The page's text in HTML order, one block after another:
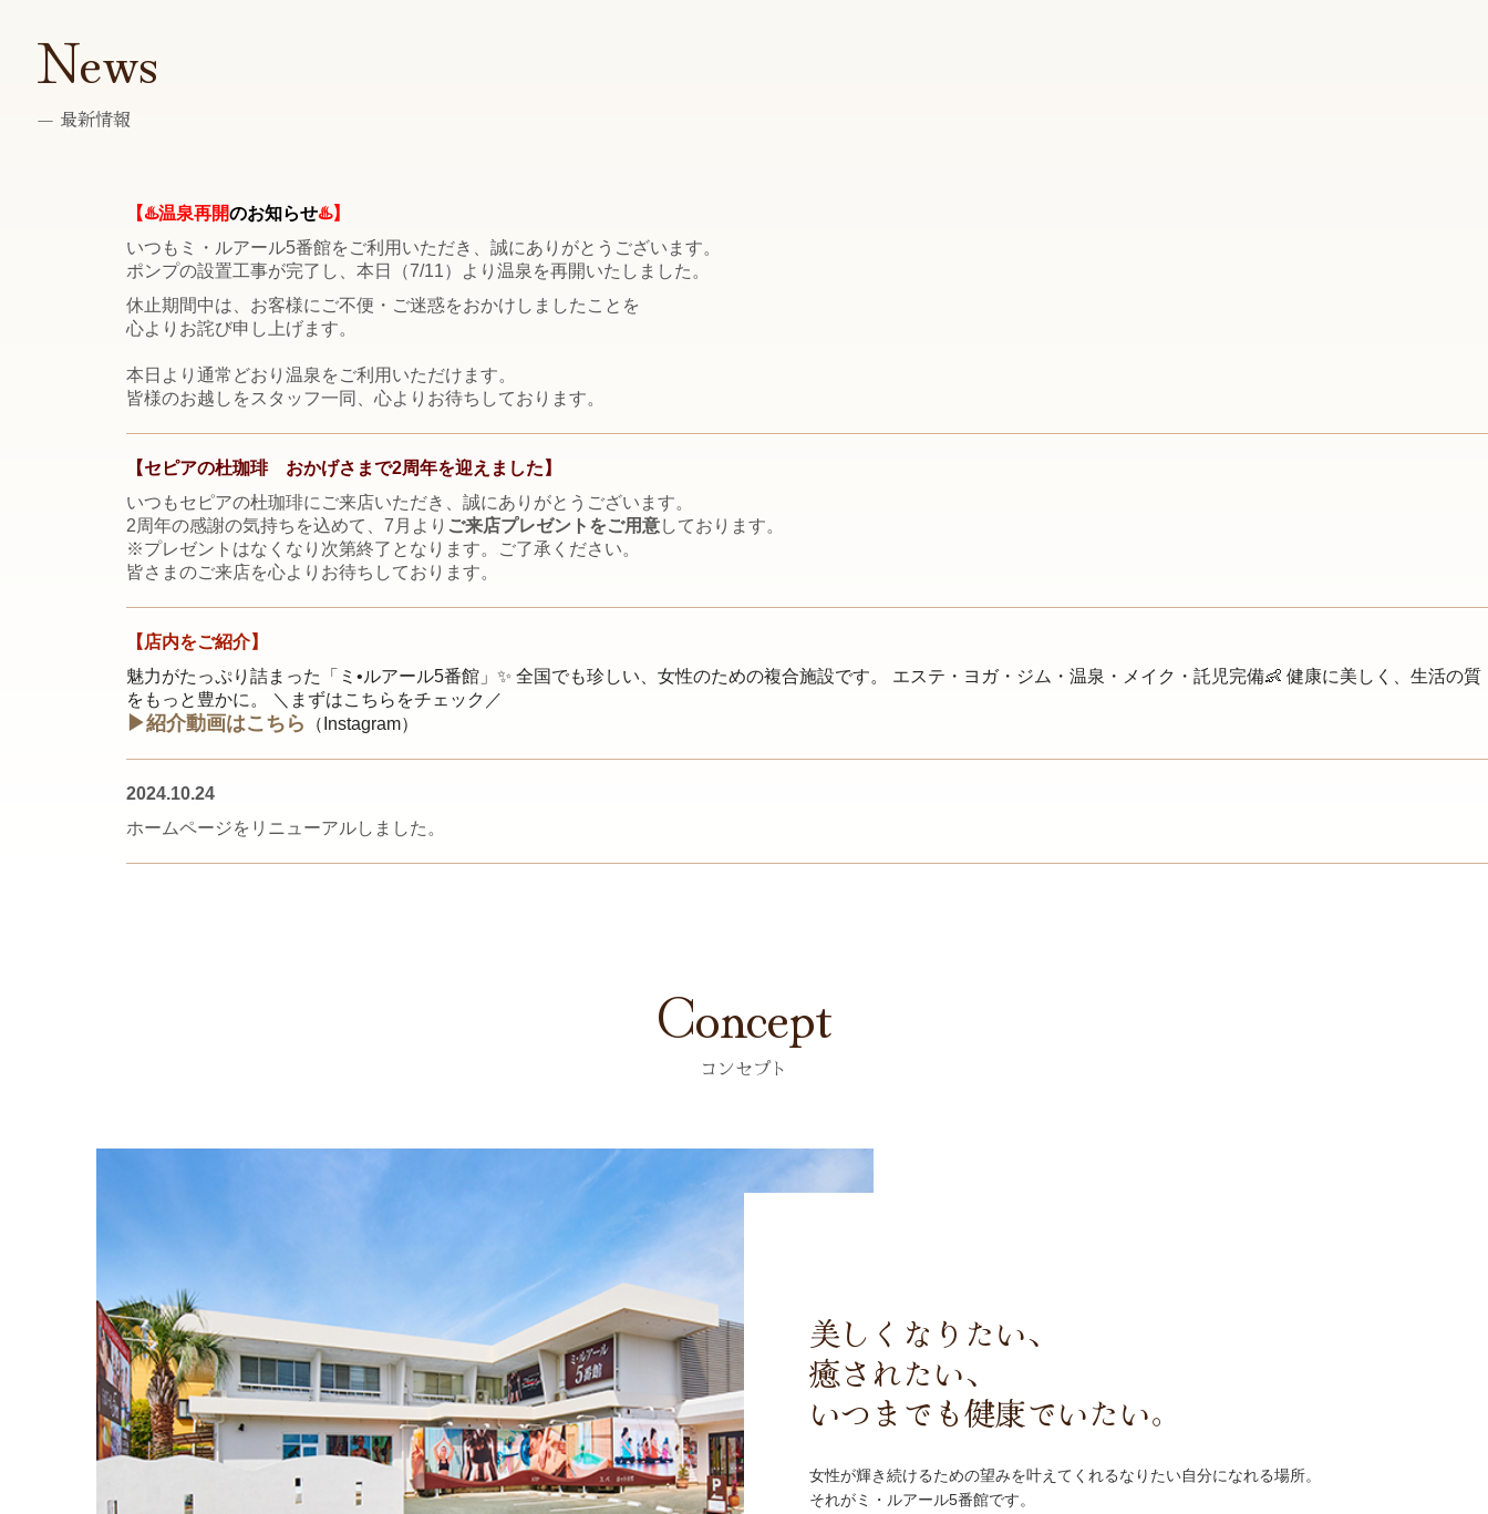
News
― 最新情報
【♨️温泉再開のお知らせ♨️】
いつもミ・ルアール5番館をご利用いただき、誠にありがとうございます。
ポンプの設置工事が完了し、本日（7/11）より温泉を再開いたしました。
休止期間中は、お客様にご不便・ご迷惑をおかけしましたことを
心よりお詫び申し上げます。
本日より通常どおり温泉をご利用いただけます。
皆様のお越しをスタッフ一同、心よりお待ちしております。
【セピアの杜珈琲 おかげさまで2周年を迎えました】
いつもセピアの杜珈琲にご来店いただき、誠にありがとうございます。
2周年の感謝の気持ちを込めて、7月より ご来店プレゼントをご用意しております。
※プレゼントはなくなり次第終了となります。ご了承ください。
皆さまのご来店を心よりお待ちしております。
【店内をご紹介】
魅力がたっぷり詰まった「ミ•ルアール5番館」✨ 全国でも珍しい、女性のための複合施設です。 エステ・ヨガ・ジム・温泉・メイク・託児完備👶 健康に美しく、生活の質
をもっと豊かに。 ＼まずはこちらをチェック／
▶︎紹介動画はこちら （ Instagram）
2024.10.24
ホームページをリニューアルしました。
Concept
コンセプト
美しくなりたい、
癒されたい、
いつまでも健康でいたい。
女性が輝き続けるための望みを叶えてくれるなりたい自分になれる場所。
それがミ・ルアール5番館です。